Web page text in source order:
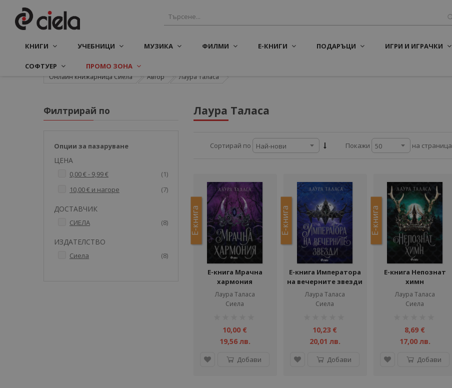
КНИГИ УЧЕБНИЦИ МУЗИКА ФИЛМИ Е-КНИГИ ПОДАРЪЦИ ИГРИ И ИГРАЧКИ
СОФТУЕР ПРОМО ЗОНА
Онлайн книжарница Сиела Автор Лаура Таласа
Лаура Таласа
Сортирай по Покажи на страница
Е-книга
Е-книга Мрачна
хармония
Лаура Таласа
Сиела
10,00 €
19,56 лв.
Добави
Е-книга
Е-книга Императора
на вечерните звезди
Лаура Таласа
Сиела
10,23 €
20,01 лв.
Добави
Е-книга
Е-книга Непознат
химн
Лаура Таласа
Сиела
8,69 €
17,00 лв.
Добави
Филтрирай по
Опции за пазаруване
ЦЕНА
0,00 €- 9,99 € 1артикул
10,00 € и нагоре 7артикули
ДОСТАВЧИК
СИЕЛА 8артикули
ИЗДАТЕЛСТВО
Сиела 8артикули